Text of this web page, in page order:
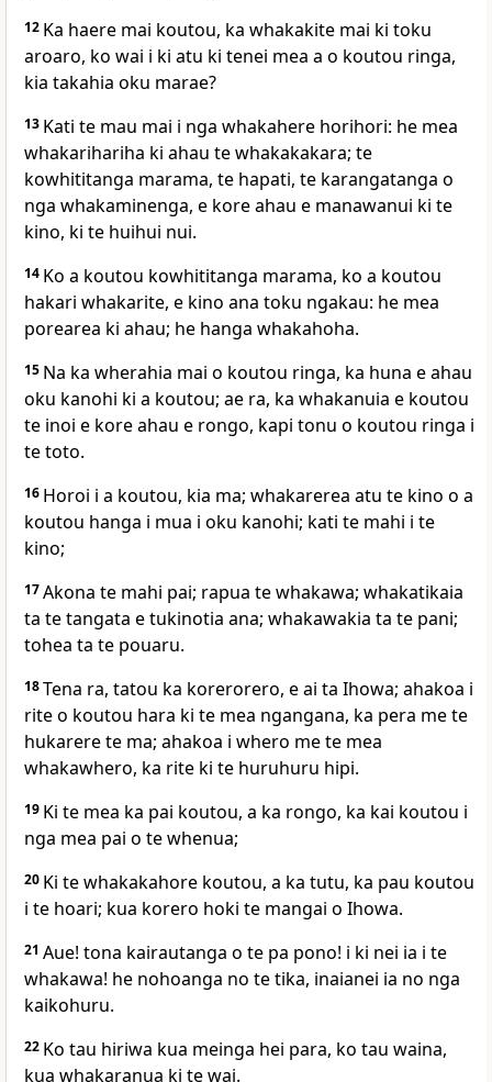
12 Ka haere mai koutou, ka whakakite mai ki toku
aroaro, ko wai i ki atu ki tenei mea a o koutou ringa,
kia takahia oku marae?
13 Kati te mau mai i nga whakahere horihori: he mea
whakarihariha ki ahau te whakakakara; te
kowhititanga marama, te hapati, te karangatanga o
nga whakaminenga, e kore ahau e manawanui ki te
kino, ki te huihui nui.
14 Ko a koutou kowhititanga marama, ko a koutou
hakari whakarite, e kino ana toku ngakau: he mea
porearea ki ahau; he hanga whakahoha.
15 Na ka wherahia mai o koutou ringa, ka huna e ahau
oku kanohi ki a koutou; ae ra, ka whakanuia e koutou
te inoi e kore ahau e rongo, kapi tonu o koutou ringa i
te toto.
16 Horoi i a koutou, kia ma; whakarerea atu te kino o a
koutou hanga i mua i oku kanohi; kati te mahi i te
kino;
17Akona te mahi pai; rapua te whakawa; whakatikaia
ta te tangata e tukinotia ana; whakawakia ta te pani;
tohea ta te pouaru.
18Tena ra, tatou ka korerorero, e ai ta Ihowa; ahakoa i
rite o koutou hara ki te mea ngangana, ka pera me te
hukarere te ma; ahakoa i whero me te mea
whakawhero, ka rite ki te huruhuru hipi.
19 Ki te mea ka pai koutou, a ka rongo, ka kai koutou i
nga mea pai o te whenua;
20 Ki te whakakahore koutou, a ka tutu, ka pau koutou
i te hoari; kua korero hoki te mangai o Ihowa.
21 Aue! tona kairautanga o te pa pono! i ki nei ia i te
whakawa! he nohoanga no te tika, inaianei ia no nga
kaikohuru.
22 Ko tau hiriwa kua meinga hei para, ko tau waina,
kua whakaranua ki te wai.